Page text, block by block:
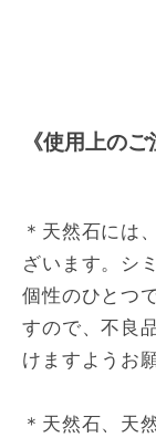
《使用上のご
＊天然石には
ざいます。シ
個性のひとつ
すので、不良
けますようお
＊天然石、天